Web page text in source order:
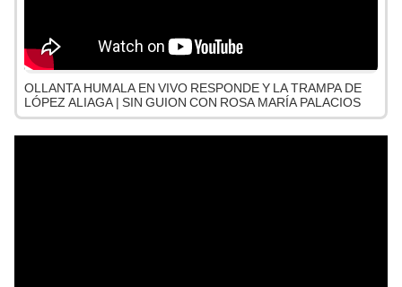
OLLANTA HUMALA EN VIVO RESPONDE Y LA TRAMPA DE
LÓPEZ ALIAGA | SIN GUION CON ROSA MARÍA PALACIOS